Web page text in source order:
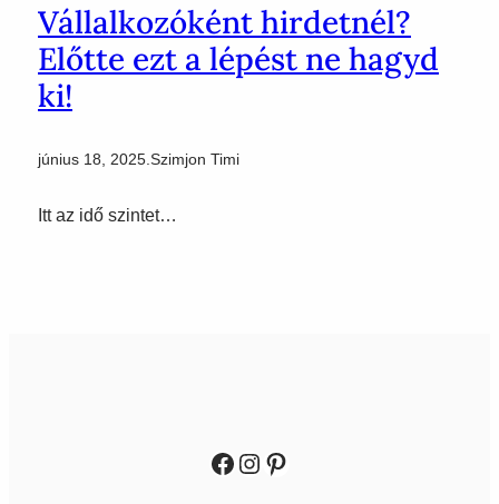
Vállalkozóként hirdetnél?
Előtte ezt a lépést ne hagyd
ki!
június 18, 2025 Szimjon Timi
Itt az idő szintet…
Facebook Instagram Pinterest